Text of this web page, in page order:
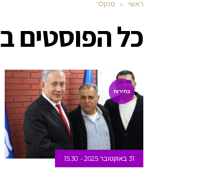
ראשי » סנקלר
כל הפוסטים ב
בחירות
31 באוקטובר 2025 15:30